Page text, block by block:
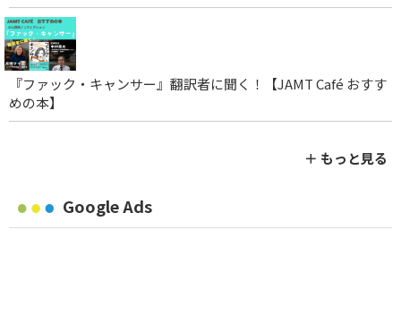
『ファック・キャンサー』翻訳者に聞く！【JAMT Café おすす
めの本】
＋ もっと見る
Google Ads